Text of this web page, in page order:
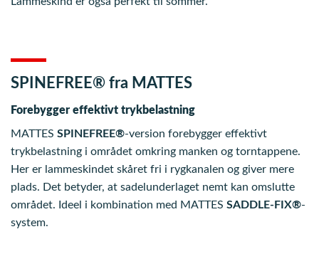
SPINEFREE® fra MATTES
Forebygger effektivt trykbelastning
MATTES SPINEFREE®-version forebygger effektivt
trykbelastning i området omkring manken og torntappene.
Her er lammeskindet skåret fri i rygkanalen og giver mere
plads. Det betyder, at sadelunderlaget nemt kan omslutte
området. Ideel i kombination med MATTES SADDLE-FIX®-
system.